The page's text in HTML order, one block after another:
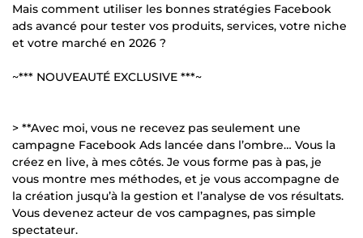
Mais comment utiliser les bonnes stratégies Facebook
ads avancé pour tester vos produits, services, votre niche
et votre marché en 2026 ?
~*** NOUVEAUTÉ EXCLUSIVE ***~
> **Avec moi, vous ne recevez pas seulement une
campagne Facebook Ads lancée dans l’ombre… Vous la
créez en live, à mes côtés. Je vous forme pas à pas, je
vous montre mes méthodes, et je vous accompagne de
la création jusqu’à la gestion et l’analyse de vos résultats.
Vous devenez acteur de vos campagnes, pas simple
spectateur.